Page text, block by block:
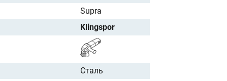
Supra
Klingspor
Сталь